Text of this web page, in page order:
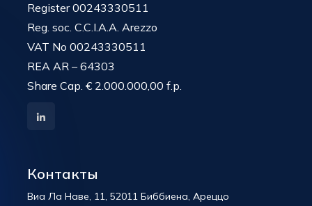
Register 00243330511
Reg. soc. C.C.I.A.A. Arezzo
VAT No 00243330511
REA AR – 64303
Share Cap. € 2.000.000,00 f.p.
Контакты
Виа Ла Наве, 11, 52011 Биббиена, Ареццо